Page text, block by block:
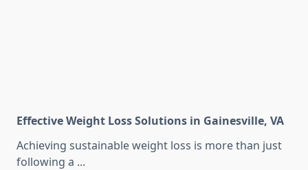
Effective Weight Loss Solutions in Gainesville, VA
Achieving sustainable weight loss is more than just
following a ...